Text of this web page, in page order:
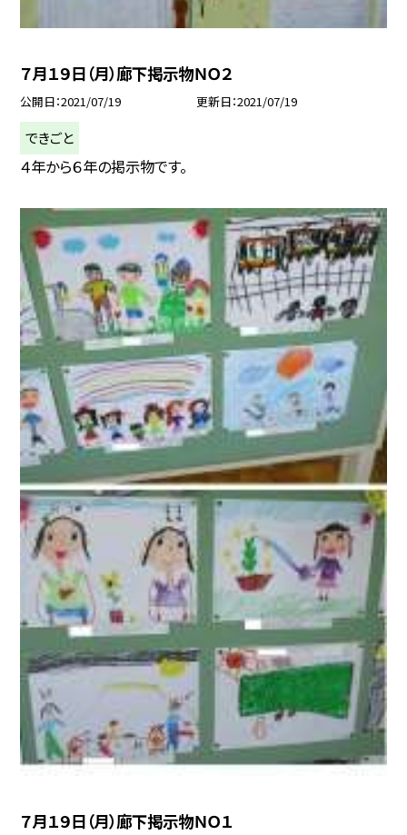
７月１９日（月）廊下掲示物ＮＯ２
公開日 2021/07/19 更新日 2021/07/19
できごと
４年から６年の掲示物です。
７月１９日（月）廊下掲示物ＮＯ１